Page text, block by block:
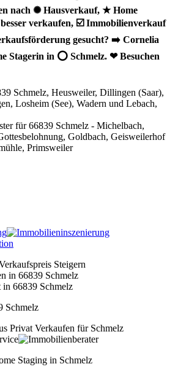
nach ✺ Hausverkauf, ★ Home
verkaufen, ☑️ Immobilienverkauf
gesucht? ➡️ Cornelia
Stagerin in ⭕ Schmelz. ❤ Besuchen